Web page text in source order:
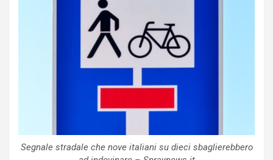
Segnale stradale che nove italiani su dieci sbaglierebbero